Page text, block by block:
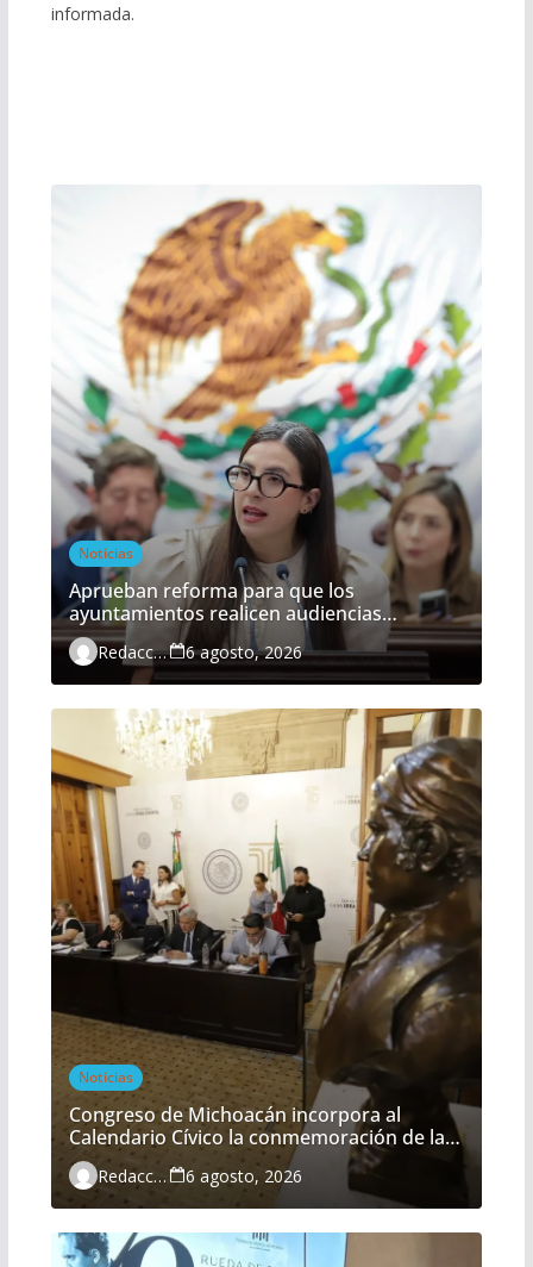
informada.
Noticias
Aprueban reforma para que los
ayuntamientos realicen audiencias
ciudadanas de manera obligatoria
Redacción 6 agosto, 2026
Noticias
Congreso de Michoacán incorpora al
Calendario Cívico la conmemoración de la
Batalla del Fuerte de Cóporo
Redacción 6 agosto, 2026